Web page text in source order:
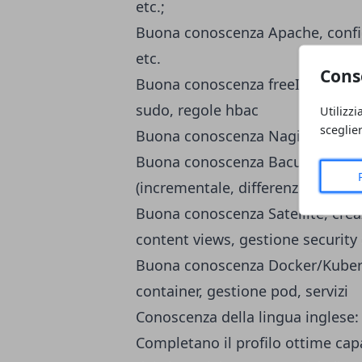
etc.;
Buona conoscenza Apache,
etc.
Buona conoscenza freeIPA,
sudo, regole hbac
Buona conoscenza Nagios,
Buona conoscenza Bacula,
(incrementale, differenziale,
Buona conoscenza Satellite,
content views, gestione security
Buona conoscenza Docker/
container, gestione pod, servizi
Conoscenza della lingua
Completano il profilo ottime